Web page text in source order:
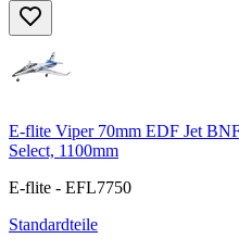
E-flite Viper 70mm EDF Jet
Select, 1100mm
E-flite - EFL7750
Standardteile